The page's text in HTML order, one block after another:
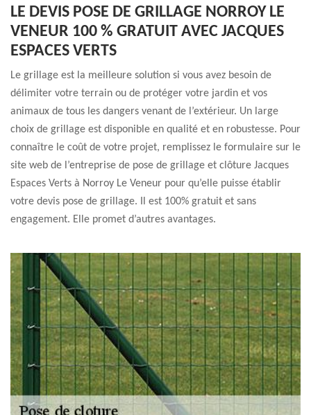
LE DEVIS POSE DE GRILLAGE NORROY LE
VENEUR 100 % GRATUIT AVEC JACQUES
ESPACES VERTS
Le grillage est la meilleure solution si vous avez besoin de
délimiter votre terrain ou de protéger votre jardin et vos
animaux de tous les dangers venant de l’extérieur. Un large
choix de grillage est disponible en qualité et en robustesse. Pour
connaître le coût de votre projet, remplissez le formulaire sur le
site web de l’entreprise de pose de grillage et clôture Jacques
Espaces Verts à Norroy Le Veneur pour qu’elle puisse établir
votre devis pose de grillage. Il est 100% gratuit et sans
engagement. Elle promet d’autres avantages.